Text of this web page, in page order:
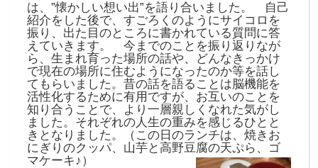
は、”懐かしい想い出”を語り合いました。 自己
紹介をした後で、すごろくのようにサイコロを
振り、出た目のところに書かれている質問に答
えていきます。 今までのことを振り返りなが
ら、生まれ育った場所の話や、どんなきっかけ
で現在の場所に住むようになったのか等を話し
てもらいました。昔の話を語ることは脳機能を
活性化するために有用ですが、お互いのことを
知り合うことで、より一層親しくなれた気がし
ました。それぞれの人生の重みを感じるひとと
きとなりました。（この日のランチは、焼きお
にぎりのクッパ、山芋と高野豆腐の天ぷら、ゴ
マケーキ♪）